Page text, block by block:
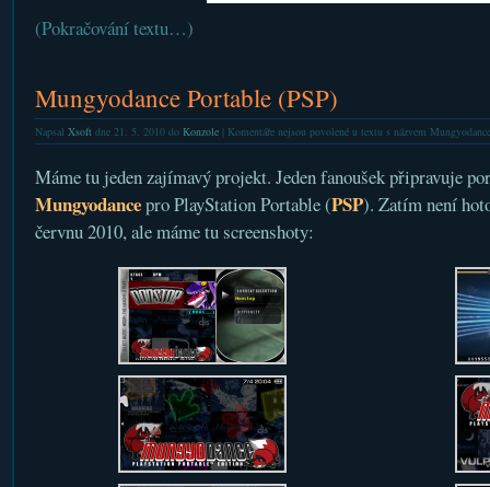
(Pokračování textu…)
Mungyodance Portable (PSP)
Napsal Xsoftdne 21. 5. 2010 do Konzole| Komentáře nejsou povolenéu textu s názvem
Máme tu jeden zajímavý projekt. Jeden fanoušek připravuje
Mungyodancepro PlayStation Portable (PSP). Zatím není
červnu 2010, ale máme tu screenshoty: